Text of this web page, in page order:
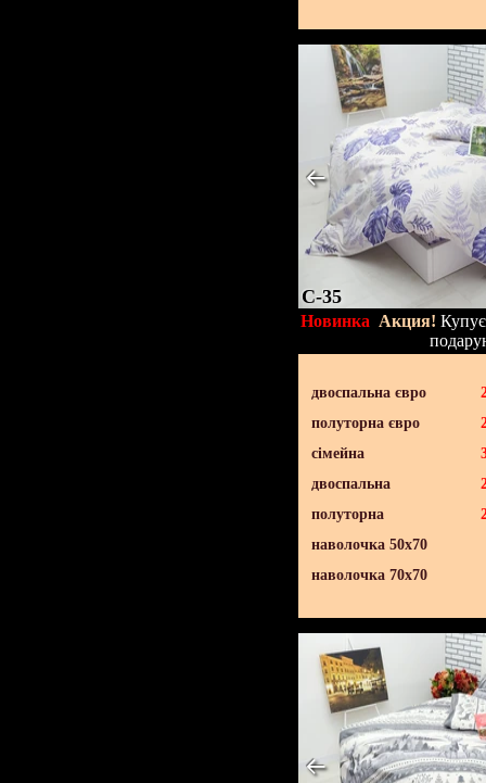
C-35
Новинка Акция!
двоспальна євро
полуторна євро
сімейна
двоспальна
полуторна
наволочка 50х70
наволочка 70х70